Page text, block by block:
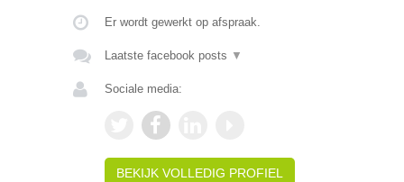
Er wordt gewerkt op afspraak.
Laatste facebook posts ▼
Sociale media:
BEKIJK VOLLEDIG PROFIEL